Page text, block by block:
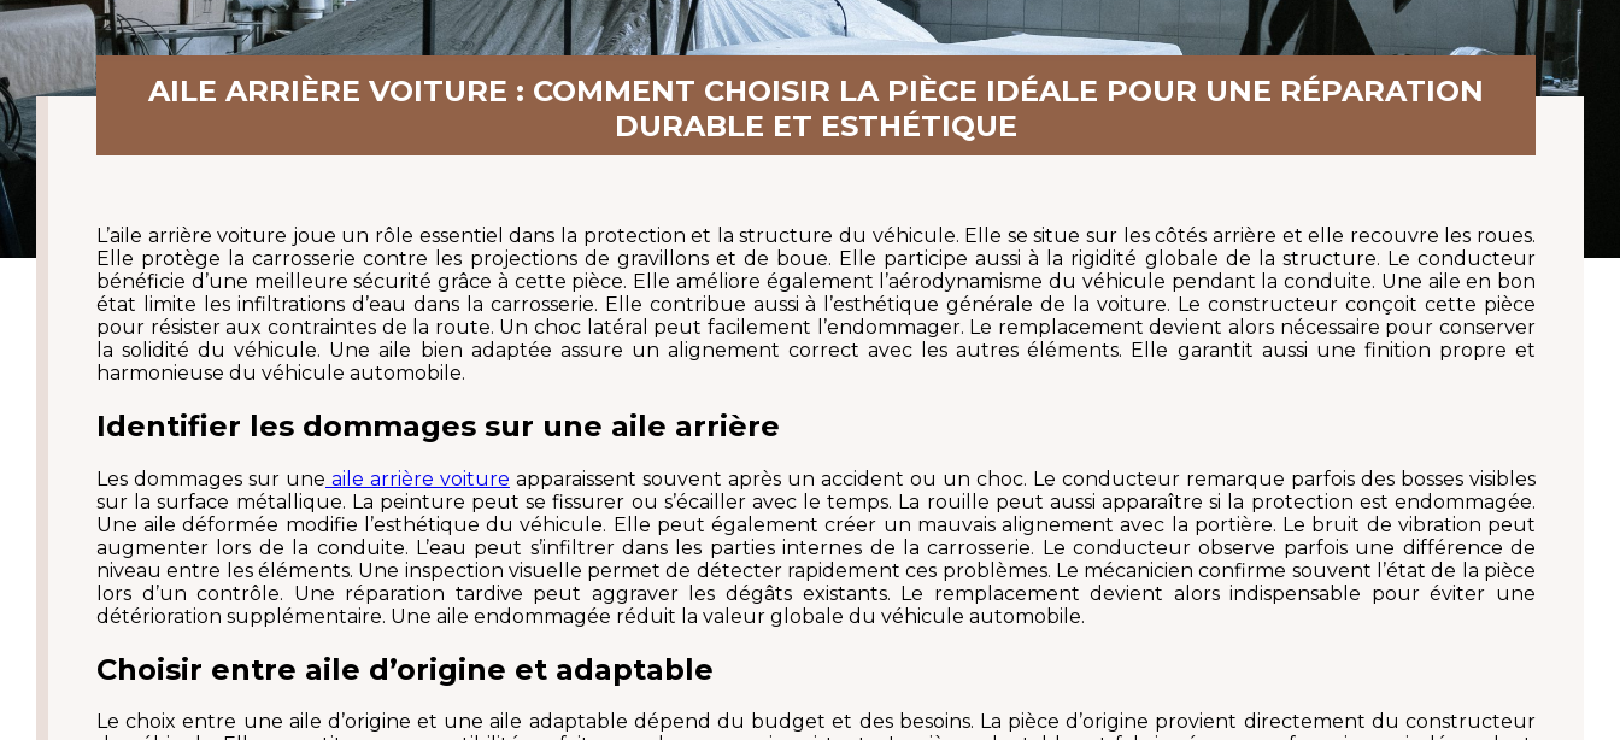
AILE ARRIÈRE VOITURE : COMMENT CHOISIR LA PIÈCE IDÉALE POUR UNE RÉPARATION
DURABLE ET ESTHÉTIQUE
L’aile arrière voiture joue un rôle essentiel dans la protection et la structure du véhicule. Elle se situe sur les côtés arrière et elle recouvre les roues.
Elle protège la carrosserie contre les projections de gravillons et de boue. Elle participe aussi à la rigidité globale de la structure. Le conducteur
bénéficie d’une meilleure sécurité grâce à cette pièce. Elle améliore également l’aérodynamisme du véhicule pendant la conduite. Une aile en bon
état limite les infiltrations d’eau dans la carrosserie. Elle contribue aussi à l’esthétique générale de la voiture. Le constructeur conçoit cette pièce
pour résister aux contraintes de la route. Un choc latéral peut facilement l’endommager. Le remplacement devient alors nécessaire pour conserver
la solidité du véhicule. Une aile bien adaptée assure un alignement correct avec les autres éléments. Elle garantit aussi une finition propre et
harmonieuse du véhicule automobile.
Identifier les dommages sur une aile arrière
Les dommages sur une aile arrière voiture apparaissent souvent après un accident ou un choc. Le conducteur remarque parfois des bosses visibles
sur la surface métallique. La peinture peut se fissurer ou s’écailler avec le temps. La rouille peut aussi apparaître si la protection est endommagée.
Une aile déformée modifie l’esthétique du véhicule. Elle peut également créer un mauvais alignement avec la portière. Le bruit de vibration peut
augmenter lors de la conduite. L’eau peut s’infiltrer dans les parties internes de la carrosserie. Le conducteur observe parfois une différence de
niveau entre les éléments. Une inspection visuelle permet de détecter rapidement ces problèmes. Le mécanicien confirme souvent l’état de la pièce
lors d’un contrôle. Une réparation tardive peut aggraver les dégâts existants. Le remplacement devient alors indispensable pour éviter une
détérioration supplémentaire. Une aile endommagée réduit la valeur globale du véhicule automobile.
Choisir entre aile d’origine et adaptable
Le choix entre une aile d’origine et une aile adaptable dépend du budget et des besoins. La pièce d’origine provient directement du constructeur